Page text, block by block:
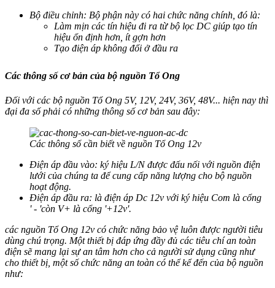
Bộ điều chỉnh: Bộ phận này có hai chức năng chính, đó là:
Làm mịn các tín hiệu đi ra từ bộ lọc DC giúp tạo tín
hiệu ổn định hơn, ít gợn hơn
Tạo điện áp không đổi ở đầu ra
Các thông số cơ bản của bộ nguồn Tổ Ong
Đối với các bộ nguồn Tổ Ong 5V, 12V, 24V, 36V, 48V... hiện nay thì
đại đa số phải có những thông số cơ bản sau đây:
Các thông số cần biết về nguồn Tổ Ong 12v
Điện áp đầu vào: ký hiệu L/N được đấu nối với nguồn điện
lưới của chúng ta để cung cấp năng lượng cho bộ nguồn
hoạt động.
Điện áp đầu ra: là điện áp Dc 12v với ký hiệu Com là cổng
' - 'còn V+ là cổng '+12v'.
các nguồn Tổ Ong 12v có chức năng bảo vệ luôn được người tiêu
dùng chú trọng. Một thiết bị đáp ứng đầy đủ các tiêu chí an toàn
điện sẽ mang lại sự an tâm hơn cho cả người sử dụng cũng như
cho thiết bị, một số chức năng an toàn có thể kể đến của bộ nguồn
như: